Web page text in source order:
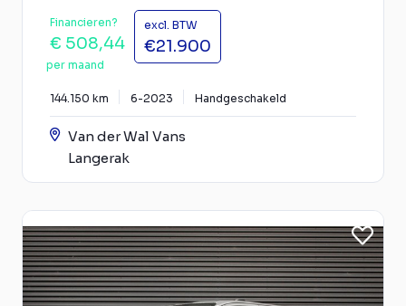
Financieren?
€ 508,44
per maand
excl. BTW
€21.900
144.150 km 6-2023 Handgeschakeld
Van der Wal Vans
Langerak